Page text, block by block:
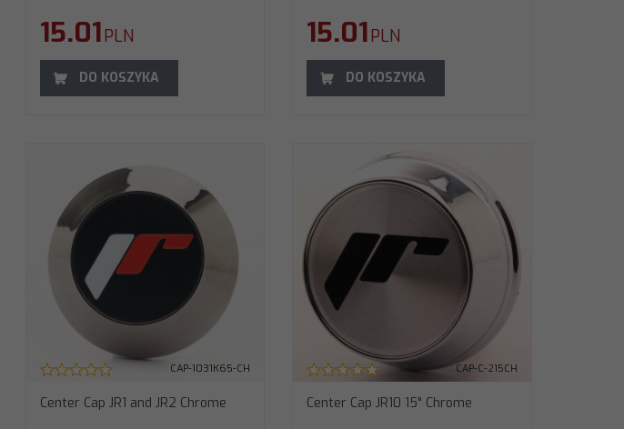
15.01PLN
DO KOSZYKA
15.01PLN
DO KOSZYKA
CAP-1031K65-CH
Center Cap JR1 and JR2 Chrome
CAP-C-215CH
Center Cap JR10 15" Chrome